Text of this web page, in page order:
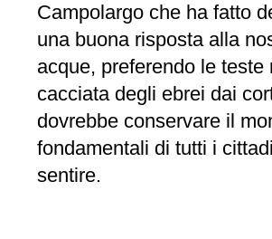
Campolargo che ha fatto
una buona risposta alla
acque, preferendo le
cacciata degli ebrei dai
dovrebbe conservare il
fondamentali di tutti i
sentire.